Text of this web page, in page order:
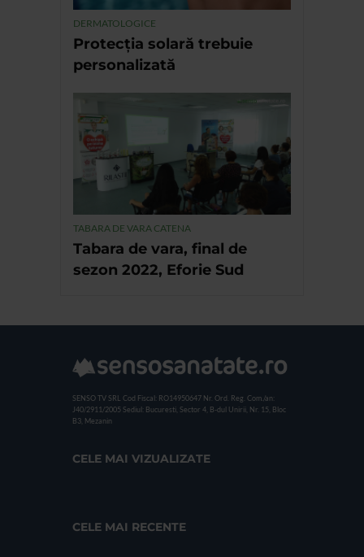
DERMATOLOGICE
Protecția solară trebuie
personalizată
TABARA DE VARA CATENA
Tabara de vara, final de
sezon 2022, Eforie Sud
SENSO TV SRL Cod Fiscal: RO14950647 Nr. Ord. Reg. Com./an:
J40/2911/2005 Sediul: Bucuresti, Sector 4, B-dul Unirii, Nr. 15, Bloc
B3, Mezanin
CELE MAI VIZUALIZATE
CELE MAI RECENTE